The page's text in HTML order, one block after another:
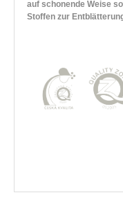
auf schonende Weise
Stoffen zur